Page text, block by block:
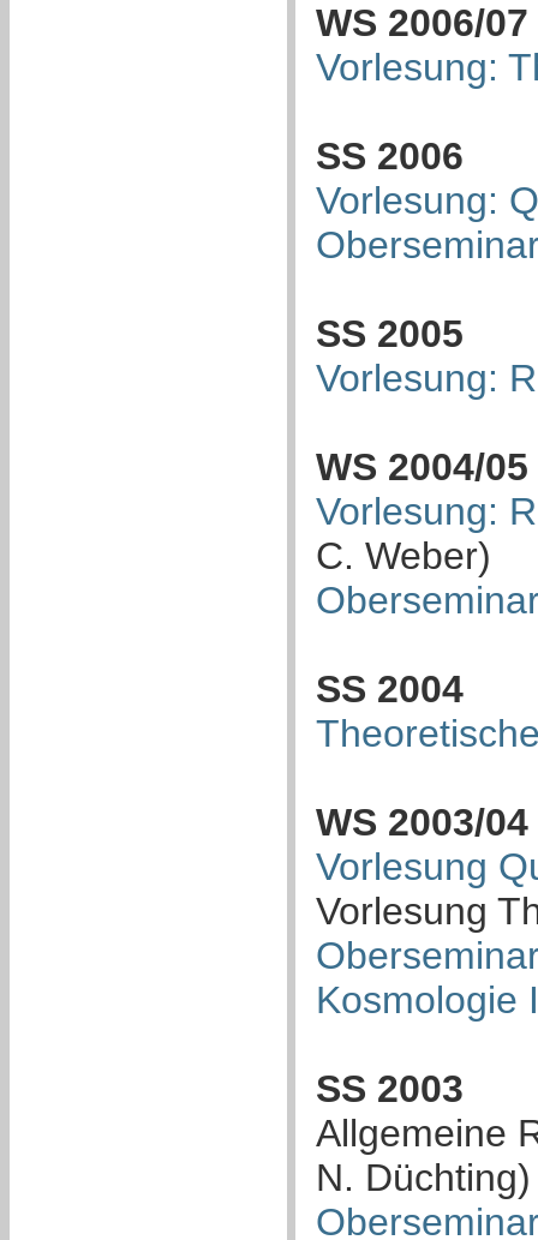
WS 2006/07
Vorlesung:
SS 2006
Vorlesung:
SS 2005
Vorlesung:
WS 2004/05
Vorlesung:
C. Weber)
SS 2004
WS 2003/04
Vorlesung
Vorlesung
Kosmologie
SS 2003
Allgemeine
N. Düchting)